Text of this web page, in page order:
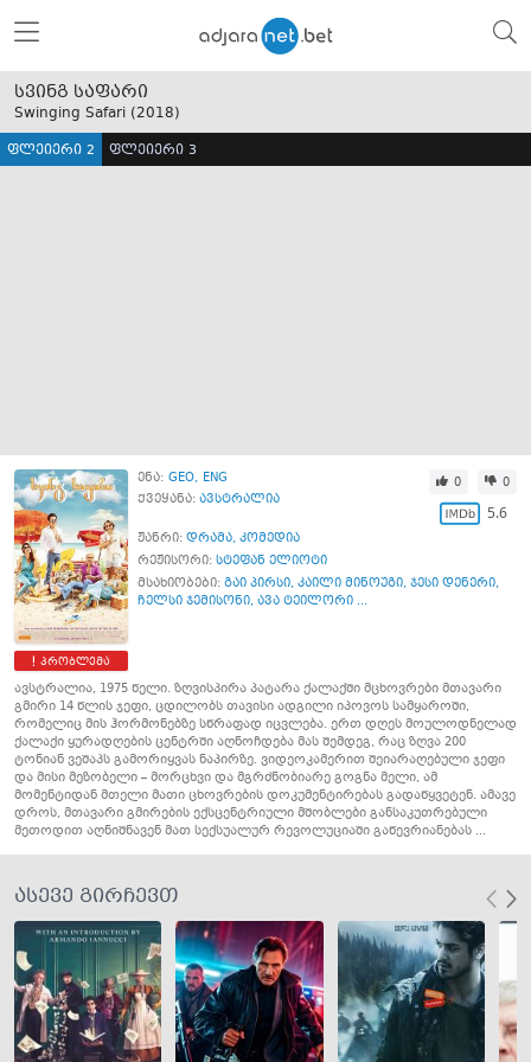
სვინგ საფარი
Swinging Safari (2018)
ფლეიერი 2 ფლეიერი 3
პრობლემა
ენა: GEO ENG
ქვეყანა: ავსტრალია
0 0
5.6
ჟანრი: დრამა, კომედია
რეჟისორი: სტეფან ელიოტი
მსახიობები: გაი პირსი, კაილი მინოუგი, ჯესი დენერი,
ჩელსი ჯემისონი, ავა ტეილორი ...
ავსტრალია, 1975 წელი. ზღვისპირა პატარა ქალაქში მცხოვრები მთავარი
გმირი 14 წლის ჯეფი, ცდილობს თავისი ადგილი იპოვოს სამყაროში,
რომელიც მის ჰორმონებზე სწრაფად იცვლება. ერთ დღეს მოულოდნელად
ქალაქი ყურადღების ცენტრში აღნოჩდება მას შემდეგ, რაც ზღვა 200
ტონიან ვეშაპს გამორიყვას ნაპირზე. ვიდეოკამერით შეიარაღებული ჯეფი
და მისი მეზობელი – მორცხვი და მგრძნობიარე გოგნა მელი, ამ
მომენტიდან მთელი მათი ცხოვრების დოკუმენტირებას გადაწყვეტენ. ამავე
დროს, მთავარი გმირების ექსცენტრიული მშობლები განსაკუთრებული
მეთოდით აღნიშნავენ მათ სექსუალურ რევოლუციაში გაწევრიანებას ...
ასევე გირჩევთ